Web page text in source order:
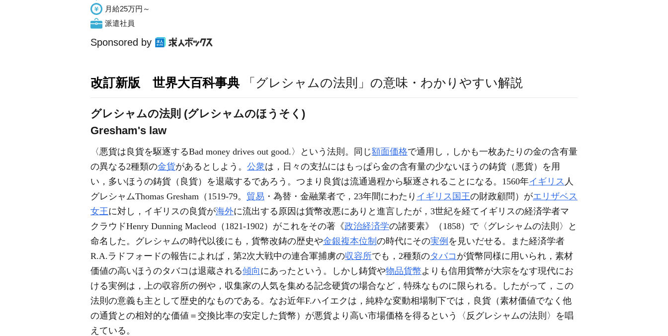
月給25万円～
派遣社員
Sponsored by
改訂新版 世界大百科事典 「グレシャムの法則」の意味・わかりやすい解説
グレシャムの法則 (グレシャムのほうそく)
Gresham's law
〈悪貨は良貨を駆逐するBad money drives out good.〉という法則。同じ額面価格で通用し，しかも一枚あたりの金の含有量
の異なる2種類の金貨があるとしよう。 公衆は，日々の支払にはもっぱら金の含有量の少ないほうの鋳貨（悪貨）を用
い，多いほうの鋳貨（良貨）を退蔵するであろう。つまり良貨は流通過程から駆逐されることになる。1560年イギリス 人
グレシャムThomas Gresham（1519-79。 貿易 ・為替・金融業者で，23年間にわたり イギリス国王の財政顧問）がエリザベス
女王に対し，イギリスの良貨が海外に流出する原因は貨幣改悪にありと進言したが，3世紀を経てイギリスの経済学者マ
クラウドHenry Dunning Macleod（1821-1902）がこれをその著《政治経済学の諸要素》（1858）で〈グレシャムの法則〉と
命名した。グレシャムの時代以後にも，貨幣改鋳の歴史や金銀複本位制 の時代にその実例 を見いだせる。また経済学者
R.A.ラドフォードの報告によれば，第2次大戦中の連合軍捕虜の収容所でも，2種類のタバコ が貨幣同様に用いられ，素材
価値の高いほうのタバコは退蔵される傾向 にあったという。しかし鋳貨や物品貨幣よりも信用貨幣が大宗をなす現代にお
ける実例は，上の収容所の例や，収集家の人気を集める記念硬貨の場合など，特殊なものに限られる。したがって，この
法則の意義も主として歴史的なものである。なお近年F.ハイエクは，純粋な変動相場制下では，良貨（素材価値でなく他
の通貨との相対的な価値＝交換比率の安定した貨幣）が悪貨より高い市場価格を得るという〈反グレシャムの法則〉を唱
えている。